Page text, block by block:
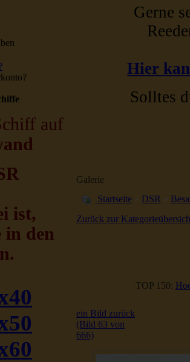
auf
ist,
in den
Gerne
Hier
Solltes
Galerie
Startseite » DSR »
Zurück zur
TOP 150:
ein Bild zurück
(Bild 63 von
666)